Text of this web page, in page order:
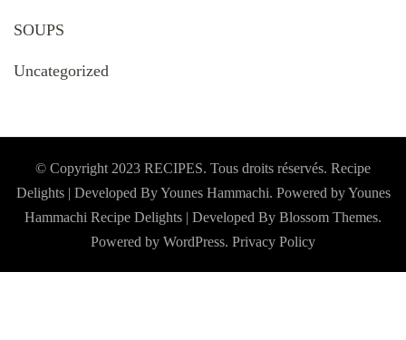
SOUPS
Uncategorized
© Copyright 2023 RECIPES. Tous droits réservés. Recipe
Delights | Developed By Younes Hammachi. Powered by Younes
Hammachi Recipe Delights | Developed By Blossom Themes.
Powered by WordPress. Privacy Policy